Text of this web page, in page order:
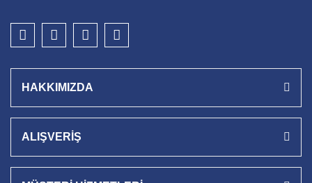
HAKKIMIZDA
ALIŞVERİŞ